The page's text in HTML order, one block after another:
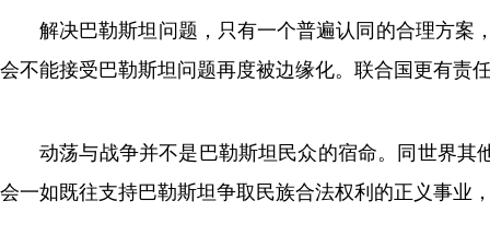
解决巴勒斯坦问题，只有一个普遍认同的合理方案
会不能接受巴勒斯坦问题再度被边缘化。联合国更有责
动荡与战争并不是巴勒斯坦民众的宿命。同世界
会一如既往支持巴勒斯坦争取民族合法权利的正义事业